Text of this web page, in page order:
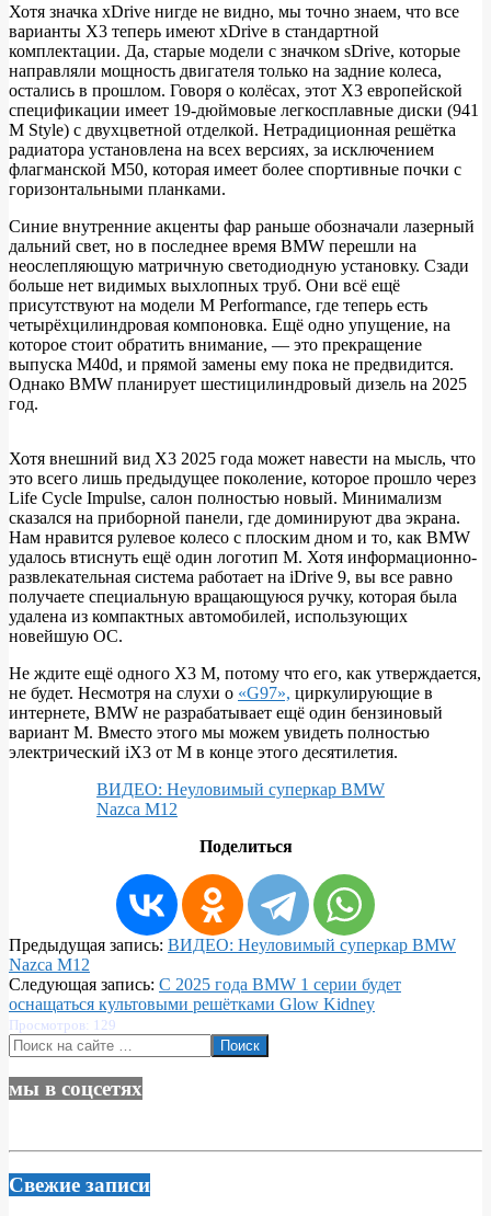
Хотя значка xDrive нигде не видно, мы точно знаем, что все
варианты X3 теперь имеют xDrive в стандартной
комплектации. Да, старые модели с значком sDrive, которые
направляли мощность двигателя только на задние колеса,
остались в прошлом. Говоря о колёсах, этот X3 европейской
спецификации имеет 19-дюймовые легкосплавные диски (941
M Style) с двухцветной отделкой. Нетрадиционная решётка
радиатора установлена ​​на всех версиях, за исключением
флагманской M50, которая имеет более спортивные почки с
горизонтальными планками.
Синие внутренние акценты фар раньше обозначали лазерный
дальний свет, но в последнее время BMW перешли на
неослепляющую матричную светодиодную установку. Сзади
больше нет видимых выхлопных труб. Они всё ещё
присутствуют на модели M Performance, где теперь есть
четырёхцилиндровая компоновка. Ещё одно упущение, на
которое стоит обратить внимание, — это прекращение
выпуска M40d, и прямой замены ему пока не предвидится.
Однако BMW планирует шестицилиндровый дизель на 2025
год.
Хотя внешний вид X3 2025 года может навести на мысль, что
это всего лишь предыдущее поколение, которое прошло через
Life Cycle Impulse, салон полностью новый. Минимализм
сказался на приборной панели, где доминируют два экрана.
Нам нравится рулевое колесо с плоским дном и то, как BMW
удалось втиснуть ещё один логотип M. Хотя информационно-
развлекательная система работает на iDrive 9, вы все равно
получаете специальную вращающуюся ручку, которая была
удалена из компактных автомобилей, использующих
новейшую ОС.
Не ждите ещё одного X3 M, потому что его, как утверждается,
не будет. Несмотря на слухи о «G97», циркулирующие в
интернете, BMW не разрабатывает ещё один бензиновый
вариант M. Вместо этого мы можем увидеть полностью
электрический iX3 от M в конце этого десятилетия.
ВИДЕО: Неуловимый суперкар BMW
Nazca M12
Поделиться
2024-
09-
25
Предыдущая запись: ВИДЕО: Неуловимый суперкар BMW
Nazca M12
Следующая запись: С 2025 года BMW 1 серии будет
оснащаться культовыми решётками Glow Kidney
Просмотров: 129
Поиск
мы в соцсетях
Свежие записи